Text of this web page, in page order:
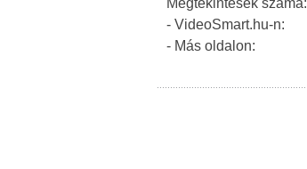
Megtekintések száma:
- VideoSmart.hu-n:
- Más oldalon: